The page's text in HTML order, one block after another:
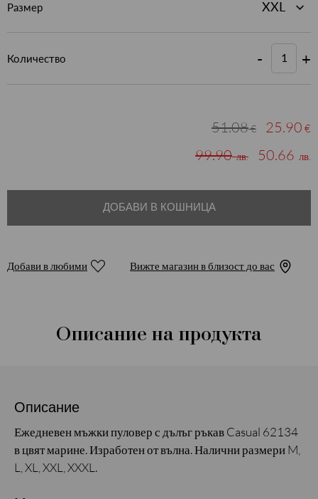
Размер
Количество - +
51.08€ 25.90 €
99.90лв. 50.66 лв.
ДОБАВИ В КОШНИЦА
Добави в любими Вижте магазин в близост до вас
Описание на продукта
Описание
Ежедневен мъжки пуловер с дълъг ръкав Casual 62134
в цвят марине. Изработен от вълна. Налични размери M,
L, XL, XXL, XXXL.